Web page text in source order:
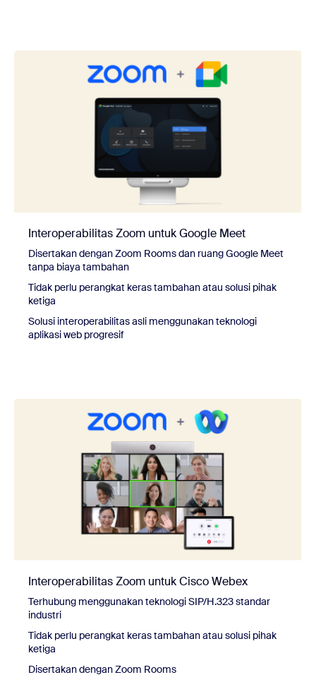
Interoperabilitas Zoom untuk Google Meet
Disertakan dengan Zoom Rooms dan ruang Google Meet
tanpa biaya tambahan
Tidak perlu perangkat keras tambahan atau solusi pihak
ketiga
Solusi interoperabilitas asli menggunakan teknologi
aplikasi web progresif
Interoperabilitas Zoom untuk Cisco Webex
Terhubung menggunakan teknologi SIP/H.323 standar
industri
Tidak perlu perangkat keras tambahan atau solusi pihak
ketiga
Disertakan dengan Zoom Rooms